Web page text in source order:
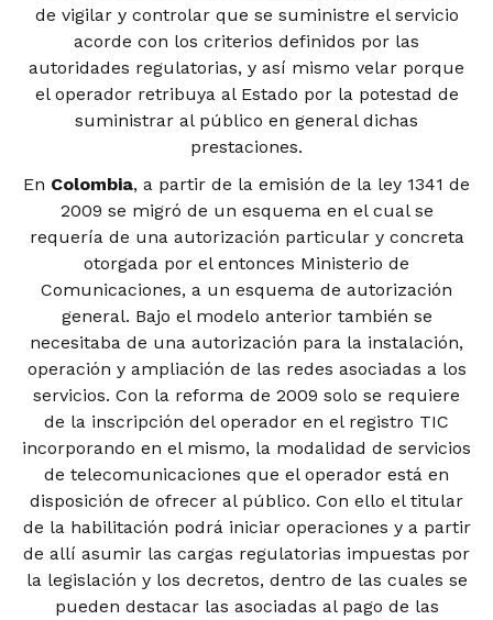
de vigilar y controlar que se suministre el servicio
acorde con los criterios definidos por las
autoridades regulatorias, y así mismo velar porque
el operador retribuya al Estado por la potestad de
suministrar al público en general dichas
prestaciones.
En Colombia, a partir de la emisión de la ley 1341 de
2009 se migró de un esquema en el cual se
requería de una autorización particular y concreta
otorgada por el entonces Ministerio de
Comunicaciones, a un esquema de autorización
general. Bajo el modelo anterior también se
necesitaba de una autorización para la instalación,
operación y ampliación de las redes asociadas a los
servicios. Con la reforma de 2009 solo se requiere
de la inscripción del operador en el registro TIC
incorporando en el mismo, la modalidad de servicios
de telecomunicaciones que el operador está en
disposición de ofrecer al público. Con ello el titular
de la habilitación podrá iniciar operaciones y a partir
de allí asumir las cargas regulatorias impuestas por
la legislación y los decretos, dentro de las cuales se
pueden destacar las asociadas al pago de las